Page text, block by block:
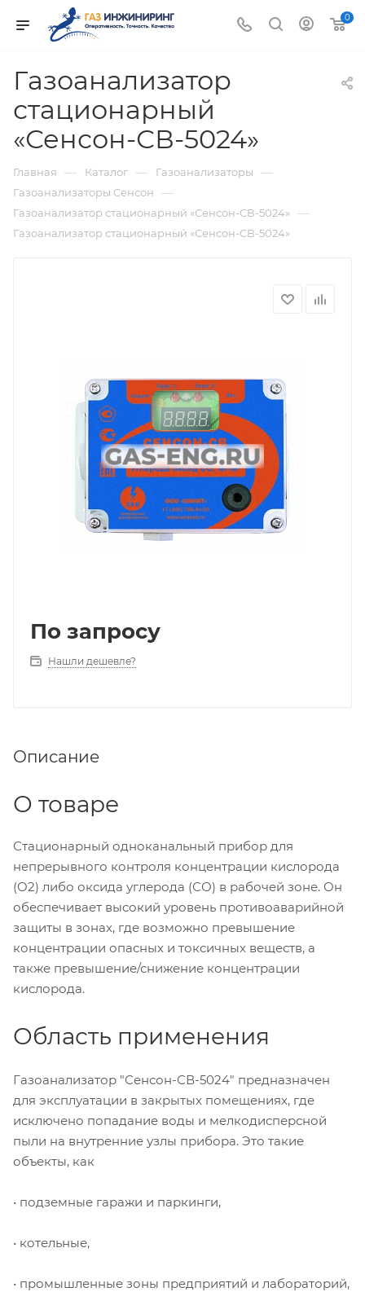
0
Газоанализатор
стационарный
«Сенсон-СВ-5024»
Главная — Каталог — Газоанализаторы —
Газоанализаторы Сенсон —
Газоанализатор стационарный «Сенсон-СВ-5024» —
Газоанализатор стационарный «Сенсон-СВ-5024»
По запросу
Нашли дешевле?
Описание
О товаре
Стационарный одноканальный прибор для
непрерывного контроля концентрации кислорода
(O2) либо оксида углерода (СО) в рабочей зоне. Он
обеспечивает высокий уровень противоаварийной
защиты в зонах, где возможно превышение
концентрации опасных и токсичных веществ, а
также превышение/снижение концентрации
кислорода.
Область применения
Газоанализатор "Сенсон-СВ-5024" предназначен
для эксплуатации в закрытых помещениях, где
исключено попадание воды и мелкодисперсной
пыли на внутренние узлы прибора. Это такие
объекты, как
• подземные гаражи и паркинги,
• котельные,
• промышленные зоны предприятий и лабораторий,